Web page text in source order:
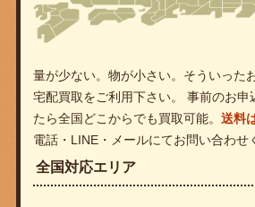
量が少ない。物が小さい。そういった
宅配買取をご利用下さい。 事前のお申
たら全国どこからでも買取可能。 送料
電話・LINE・メールにてお問い合わせ
全国対応エリア